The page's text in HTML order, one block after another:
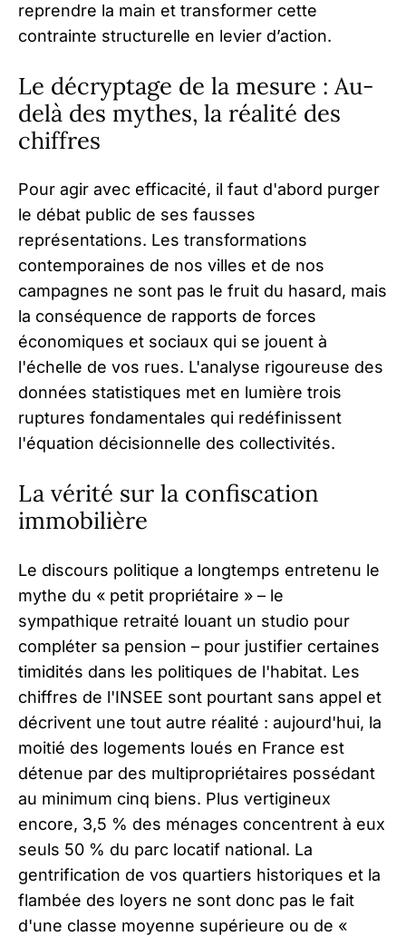
reprendre la main et transformer cette
contrainte structurelle en levier d’action.
Le décryptage de la mesure : Au-
delà des mythes, la réalité des
chiffres
Pour agir avec efficacité, il faut d'abord purger
le débat public de ses fausses
représentations. Les transformations
contemporaines de nos villes et de nos
campagnes ne sont pas le fruit du hasard, mais
la conséquence de rapports de forces
économiques et sociaux qui se jouent à
l'échelle de vos rues. L'analyse rigoureuse des
données statistiques met en lumière trois
ruptures fondamentales qui redéfinissent
l'équation décisionnelle des collectivités.
La vérité sur la confiscation
immobilière
Le discours politique a longtemps entretenu le
mythe du « petit propriétaire » – le
sympathique retraité louant un studio pour
compléter sa pension – pour justifier certaines
timidités dans les politiques de l'habitat. Les
chiffres de l'INSEE sont pourtant sans appel et
décrivent une tout autre réalité : aujourd'hui, la
moitié des logements loués en France est
détenue par des multipropriétaires possédant
au minimum cinq biens. Plus vertigineux
encore, 3,5 % des ménages concentrent à eux
seuls 50 % du parc locatif national. La
gentrification de vos quartiers historiques et la
flambée des loyers ne sont donc pas le fait
d'une classe moyenne supérieure ou de «